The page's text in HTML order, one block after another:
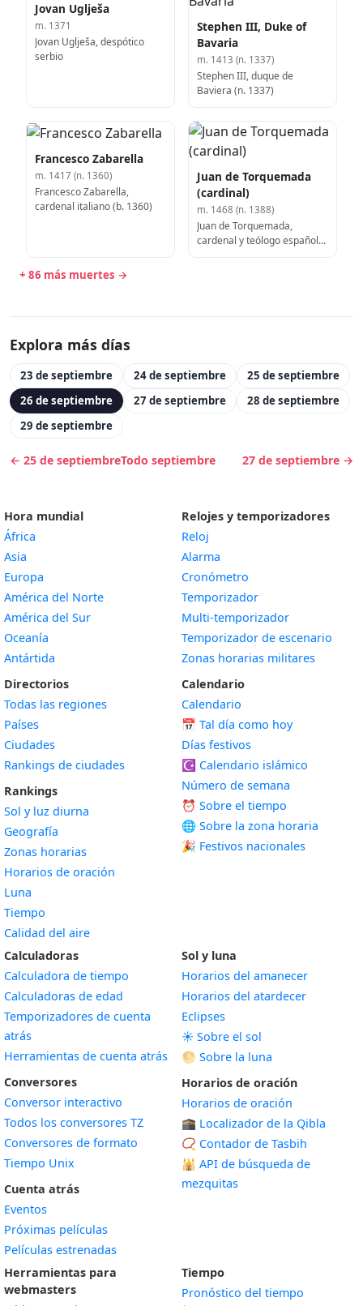
Jovan Uglješa
m. 1371
Jovan Uglješa, despótico
serbio
Stephen III, Duke of
Bavaria
m. 1413 (n. 1337)
Stephen III, duque de
Baviera (n. 1337)
Francesco Zabarella
m. 1417 (n. 1360)
Francesco Zabarella,
cardenal italiano (b. 1360)
Juan de Torquemada
(cardinal)
m. 1468 (n. 1388)
Juan de Torquemada,
cardenal y teólogo español
+ 86 más muertes →
Explora más días
23 de septiembre 24 de septiembre
25 de septiembre
26 de septiembre
27 de septiembre
28 de septiembre
29 de septiembre
← 25 de septiembreTodo septiembre 27 de septiembre →
Hora mundial
África
Asia
Europa
América del Norte
América del Sur
Oceanía
Antártida
Directorios
Todas las regiones
Países
Ciudades
Rankings de ciudades
Rankings
Sol y luz diurna
Geografía
Zonas horarias
Horarios de oración
Luna
Tiempo
Calidad del aire
Relojes y temporizadores
Reloj
Alarma
Cronómetro
Temporizador
Multi-temporizador
Temporizador de escenario
Zonas horarias militares
Calendario
Calendario
📅 Tal día como hoy
Días festivos
☪️ Calendario islámico
Número de semana
⏰ Sobre el tiempo
🌐 Sobre la zona horaria
🎉 Festivos nacionales
Calculadoras
Calculadora de tiempo
Calculadoras de edad
Temporizadores de cuenta
atrás
Herramientas de cuenta atrás
Conversores
Conversor interactivo
Todos los conversores TZ
Conversores de formato
Tiempo Unix
Cuenta atrás
Eventos
Próximas películas
Películas estrenadas
Sol y luna
Horarios del amanecer
Horarios del atardecer
Eclipses
☀️ Sobre el sol
🌕 Sobre la luna
Horarios de oración
Horarios de oración
🕋 Localizador de la Qibla
📿 Contador de Tasbih
🕌 API de búsqueda de
mezquitas
Herramientas para
webmasters
Tiempo
Pronóstico del tiempo